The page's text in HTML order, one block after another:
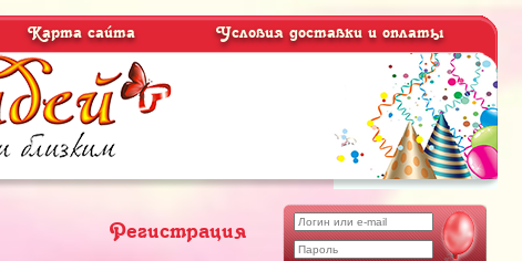
Карта сайта Условия доставки и оплаты
Регистрация